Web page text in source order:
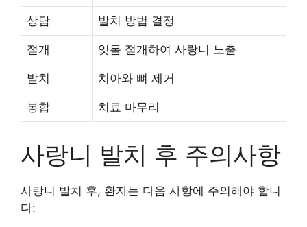
상담 발치 방법 결정
절개 잇몸 절개하여 사랑니 노출
발치 치아와 뼈 제거
봉합 치료 마무리
사랑니 발치 후 주의사항
사랑니 발치 후, 환자는 다음 사항에 주의해야 합니
다: